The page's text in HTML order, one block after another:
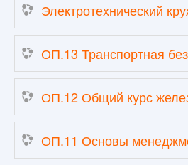
Электротехнический
ОП.13 Транспортная
ОП.12 Общий курс
ОП.11 Основы